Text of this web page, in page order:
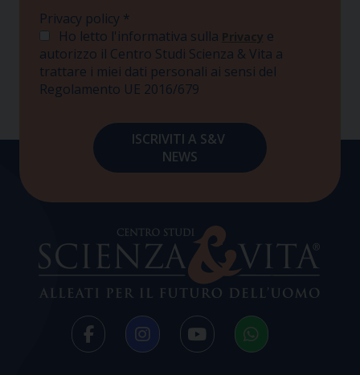
Privacy policy *
Ho letto l'informativa sulla Privacy e
autorizzo il Centro Studi Scienza & Vita a
trattare i miei dati personali ai sensi del
Regolamento UE 2016/679